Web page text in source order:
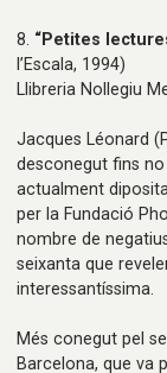
8. “Petites
l’Escala, 1994)
Llibreria Nollegiu
Jacques Léonard
desconegut fins
actualment
per la Fundació
nombre de
seixanta que
interessantíssima.
Més conegut pel
Barcelona, que va